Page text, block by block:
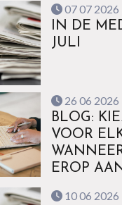
07 07 2026
IN DE
JULI
26 06 2026
BLOG:
VOOR
EROP
10 06 2026